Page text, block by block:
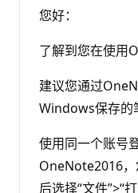
您好：
了解到您在使用
建议您通过
Windows保存的
使用同一个账号
OneNote2016
后选择“文件”>“